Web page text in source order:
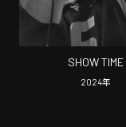
SHOW TIME
2024年